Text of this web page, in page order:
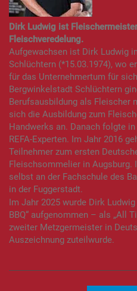
Dirk Ludwig ist
Fleischveredelung.
Aufgewachsen ist Dirk Ludwig
Schlüchtern (*15.03.1974), wo
für das Unternehmertum für
Bergwinkelstadt Schlüchtern
Berufsausbildung als Fleischer
sich die Ausbildung zum
Handwerks an. Danach folgte
REFA-Experten. Im Jahr 2016
Teilnehmer zum ersten
Fleischsommelier in Augsburg.
selbst an der Fachschule des
in der Fuggerstadt.
Im Jahr 2025 wurde Dirk
BBQ“ aufgenommen – als „All
zweiter Metzgermeister in
Auszeichnung zuteilwurde.